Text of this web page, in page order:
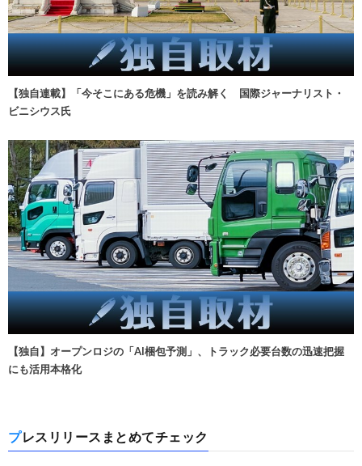
【独自連載】「今そこにある危機」を読み解く 国際ジャーナリスト・
ビニシウス氏
【独自】オープンロジの「AI梱包予測」、トラック必要台数の迅速把握
にも活用本格化
プレスリリースまとめてチェック